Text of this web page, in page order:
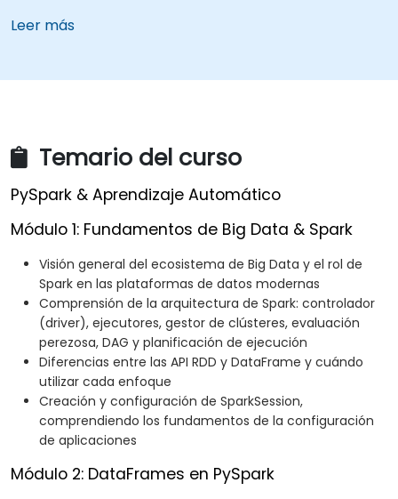
Leer más
Temario del curso
PySpark & Aprendizaje Automático
Módulo 1: Fundamentos de Big Data & Spark
Visión general del ecosistema de Big Data y el rol de
Spark en las plataformas de datos modernas
Comprensión de la arquitectura de Spark: controlador
(driver), ejecutores, gestor de clústeres, evaluación
perezosa, DAG y planificación de ejecución
Diferencias entre las API RDD y DataFrame y cuándo
utilizar cada enfoque
Creación y configuración de SparkSession,
comprendiendo los fundamentos de la configuración
de aplicaciones
Módulo 2: DataFrames en PySpark